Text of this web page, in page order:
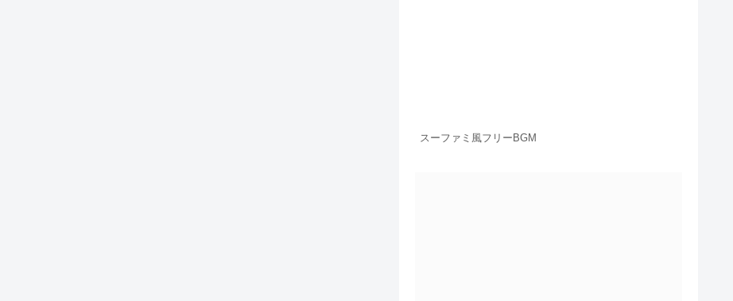
スーファミ風フリーBGM